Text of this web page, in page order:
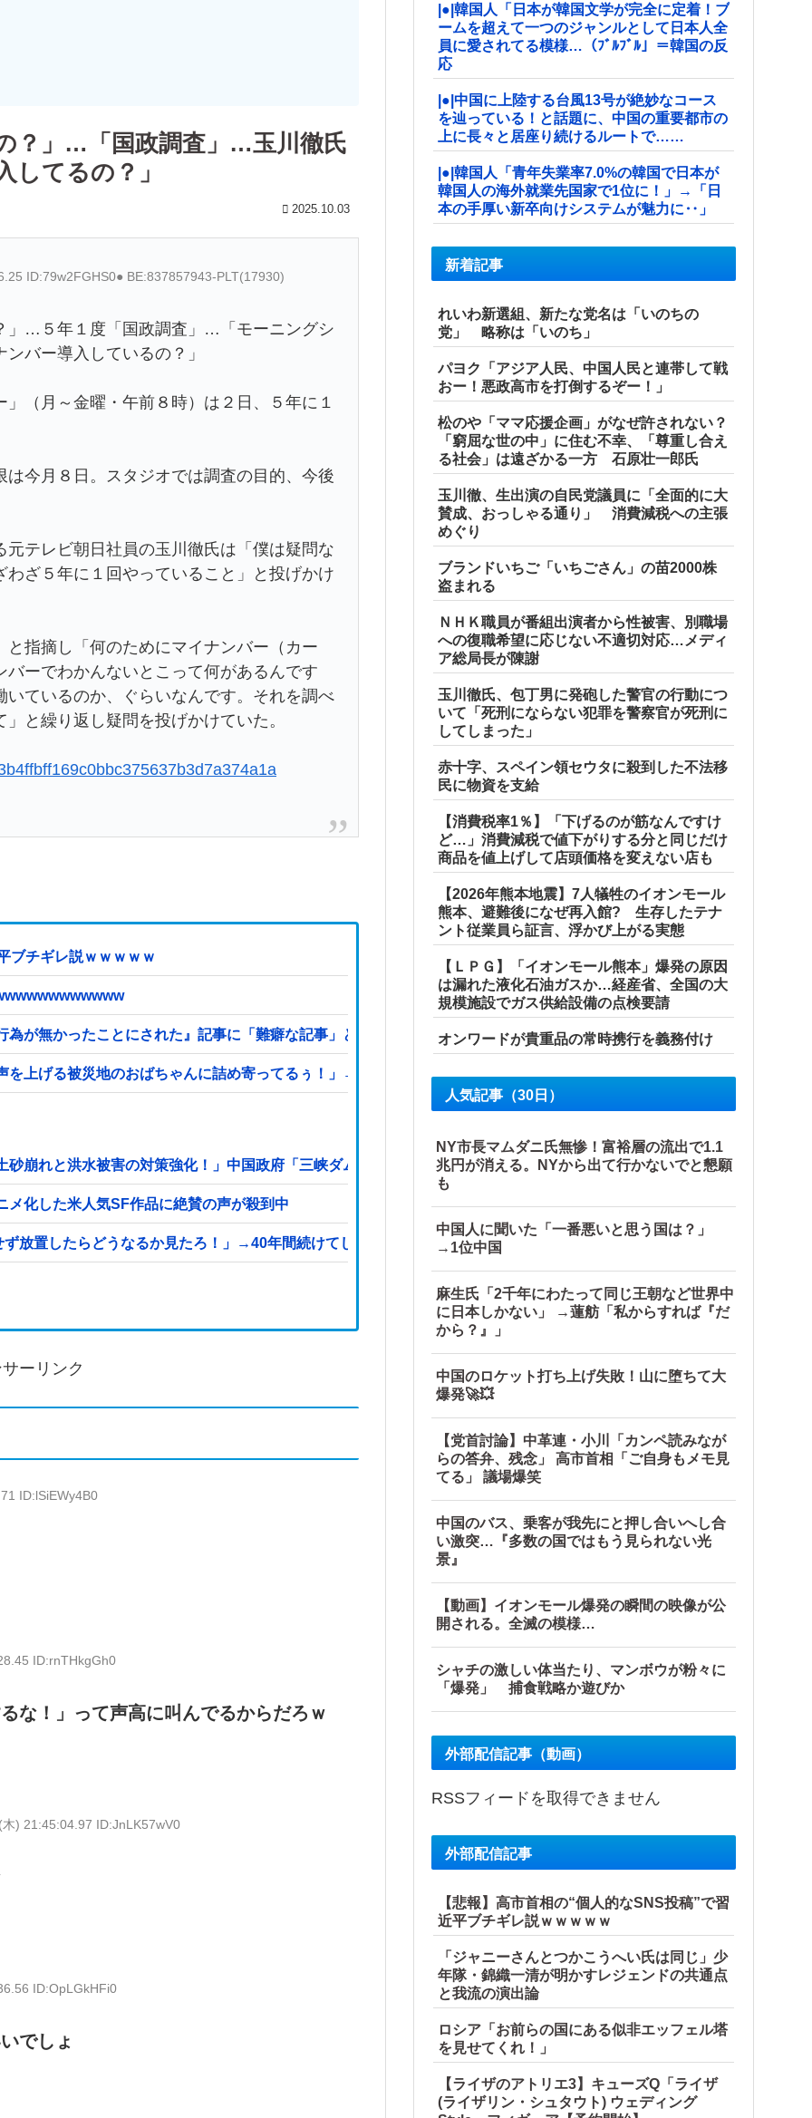
？」…「国政調査」…玉川徹氏
してるの？」
2025.10.03
ID:79w2FGHS0● BE:837857943-PLT(17930)
」…５年１度「国政調査」…「モーニングシ
バー導入しているの？」
（月～金曜・午前８時）は２日、５年に１
今月８日。スタジオでは調査の目的、今後
テレビ朝日社員の玉川徹氏は「僕は疑問な
ざ５年に１回やっていること」と投げかけ
指摘し「何のためにマイナンバー（カー
ーでわかんないとこって何があるんです
ているのか、ぐらいなんです。それを調べ
と繰り返し疑問を投げかけていた。
ブチギレ説ｗｗｗｗｗ
が無かったことにされた』記事に「難癖な記事」とイチャモン→自傷行為の動画が拡散してマスゴミの偏向報...
を上げる被災地のおばちゃんに詰め寄ってるぅ！」→よく聞くと何やらヤバいことを言っていると話題に…
崩れと洪水被害の対策強化！」中国政府「三峡ダム周辺を重点強化」中国ダム「決壊」中国「現場封鎖！（空撮削除」→
化した米人気SF作品に絶賛の声が殺到中
放置したらどうなるか見たろ！」→40年間続けてしまう他
ーリンク
ID:lSiEWy4B0
ID:rnTHkgGh0
な！」って声高に叫んでるからだろｗ
) 21:45:04.97 ID:JnLK57wV0
ID:OpLGkHFi0
でしょ
|●|韓国人「日本が韓国文学が完全に定着！ブ
ームを超えて一つのジャンルとして日本人全
員に愛されてる模様…（ﾌﾞﾙﾌﾞﾙ」＝韓国の反
応
|●|中国に上陸する台風13号が絶妙なコース
を辿っている！と話題に、中国の重要都市の
上に長々と居座り続けるルートで……
|●|韓国人「青年失業率7.0%の韓国で日本が
韓国人の海外就業先国家で1位に！」→「日
本の手厚い新卒向けシステムが魅力に‥」
新着記事
れいわ新選組、新たな党名は「いのちの
党」 略称は「いのち」
パヨク「アジア人民、中国人民と連帯して戦
おー！悪政高市を打倒するぞー！」
松のや「ママ応援企画」がなぜ許されない？
「窮屈な世の中」に住む不幸、「尊重し合え
る社会」は遠ざかる一方 石原壮一郎氏
玉川徹、生出演の自民党議員に「全面的に大
賛成、おっしゃる通り」 消費減税への主張
めぐり
ブランドいちご「いちごさん」の苗2000株
盗まれる
ＮＨＫ職員が番組出演者から性被害、別職場
への復職希望に応じない不適切対応…メディ
ア総局長が陳謝
玉川徹氏、包丁男に発砲した警官の行動につ
いて「死刑にならない犯罪を警察官が死刑に
してしまった」
赤十字、スペイン領セウタに殺到した不法移
民に物資を支給
【消費税率1％】「下げるのが筋なんですけ
ど…」消費減税で値下がりする分と同じだけ
商品を値上げして店頭価格を変えない店も
【2026年熊本地震】7人犠牲のイオンモール
熊本、避難後になぜ再入館? 生存したテナ
ント従業員ら証言、浮かび上がる実態
【ＬＰＧ】「イオンモール熊本」爆発の原因
は漏れた液化石油ガスか…経産省、全国の大
規模施設でガス供給設備の点検要請
オンワードが貴重品の常時携行を義務付け
人気記事（30日）
NY市長マムダニ氏無惨！富裕層の流出で1.1
兆円が消える。NYから出て行かないでと懇願
も
中国人に聞いた「一番悪いと思う国は？」
→1位中国
麻生氏「2千年にわたって同じ王朝など世界中
に日本しかない」 →蓮舫「私からすれば『だ
から？』」
中国のロケット打ち上げ失敗！山に堕ちて大
爆発🚀💥
【党首討論】中革連・小川「カンペ読みなが
らの答弁、残念」 高市首相「ご自身もメモ見
てる」 議場爆笑
中国のバス、乗客が我先にと押し合いへし合
い激突…『多数の国ではもう見られない光
景』
【動画】イオンモール爆発の瞬間の映像が公
開される。全滅の模様…
シャチの激しい体当たり、マンボウが粉々に
「爆発」 捕食戦略か遊びか
外部配信記事（動画）
RSSフィードを取得できません
外部配信記事
【悲報】高市首相の“個人的なSNS投稿”で習
近平ブチギレ説ｗｗｗｗｗ
「ジャニーさんとつかこうへい氏は同じ」少
年隊・錦織一清が明かすレジェンドの共通点
と我流の演出論
ロシア「お前らの国にある似非エッフェル塔
を見せてくれ！」
【ライザのアトリエ3】キューズQ「ライザ
(ライザリン・シュタウト) ウェディング